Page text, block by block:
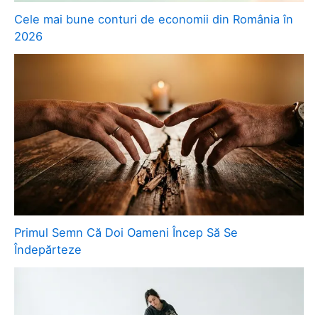
Cele mai bune conturi de economii din România în
2026
Primul Semn Că Doi Oameni Încep Să Se
Îndepărteze